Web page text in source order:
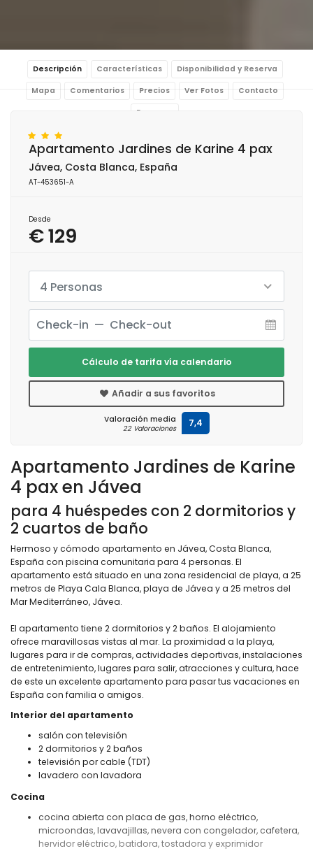
Descripción Características Disponibilidad y Reserva
Mapa Comentarios Precios Ver Fotos Contacto
Reservar
Apartamento Jardines de Karine
4 pax en Jávea
para 4 huéspedes con 2 dormitorios y
2 cuartos de baño
Hermoso y cómodo apartamento en Jávea, Costa Blanca,
España con piscina comunitaria para 4 personas. El
apartamento está situado en una zona residencial de playa, a 25
metros de Playa Cala Blanca, playa de Jávea y a 25 metros del
Mar Mediterráneo, Jávea.
El apartamento tiene 2 dormitorios y 2 baños. El alojamiento
ofrece maravillosas vistas al mar. La proximidad a la playa,
lugares para ir de compras, actividades deportivas, instalaciones
de entretenimiento, lugares para salir, atracciones y cultura, hace
de este un excelente apartamento para pasar tus vacaciones en
España con familia o amigos.
Interior del apartamento
salón con televisión
2 dormitorios y 2 baños
televisión por cable (TDT)
lavadero con lavadora
Cocina
cocina abierta con placa de gas, horno eléctrico,
microondas, lavavajillas, nevera con congelador, cafetera,
hervidor eléctrico, batidora, tostadora y exprimidor
Apartamento Jardines de Karine 4 pax
Jávea, Costa Blanca, España
AT-453651-A
Desde
€ 129
4 Personas
Cálculo de tarifa vía calendario
Añadir a sus favoritos
Valoración media
22 Valoraciones 7,4